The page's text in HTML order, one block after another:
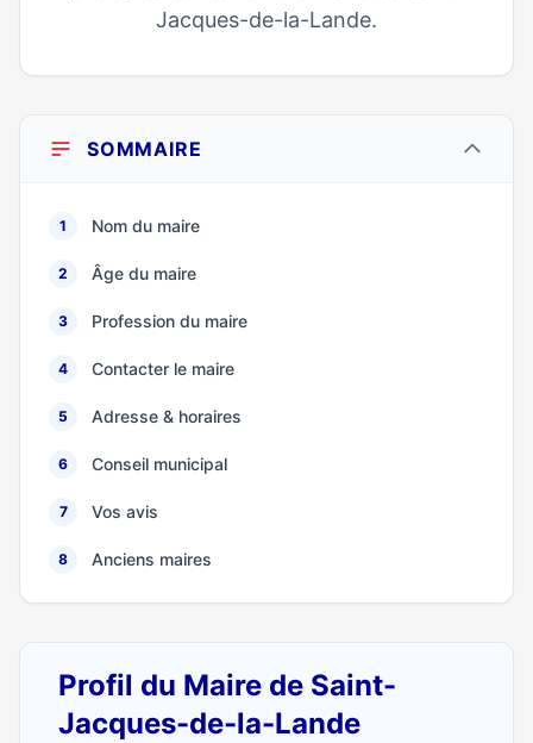
Jacques-de-la-Lande.
SOMMAIRE
1 Nom du maire
2 Âge du maire
3 Profession du maire
4 Contacter le maire
5 Adresse & horaires
6 Conseil municipal
7 Vos avis
8 Anciens maires
Profil du Maire de Saint-
Jacques-de-la-Lande